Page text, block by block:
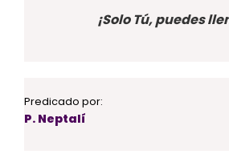
¡Solo Tú, puedes
Predicado por:
P. Neptalí